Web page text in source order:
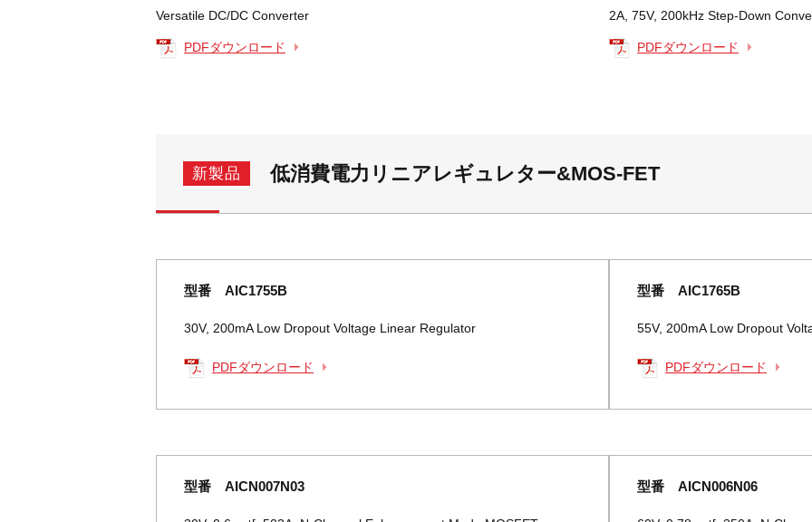
Versatile DC/DC Converter
PDFダウンロード
2A, 75V, 200kHz Step-Down
PDFダウンロード
新製品 低消費電力リニアレギュレター&MOS-FET
型番 AIC1755B
30V, 200mA Low Dropout Voltage Linear Regulator
PDFダウンロード
型番 AIC1765B
55V, 200mA Low Dropout
PDFダウンロード
型番 AICN007N03 型番 AICN006N06